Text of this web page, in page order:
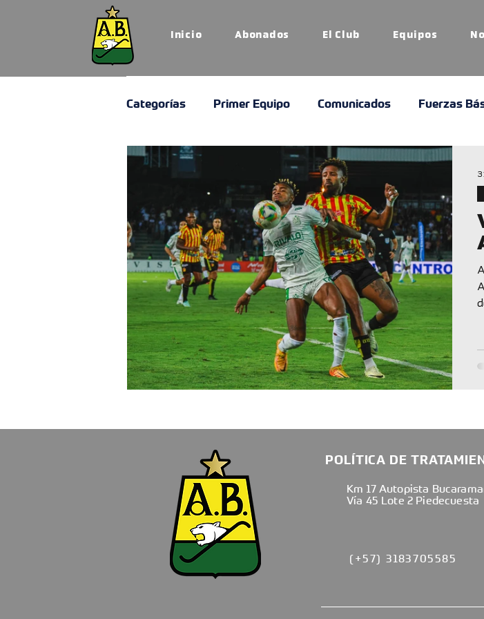
Inicio Abonados El Club Equipos
Categorías Primer Equipo Comunicados Fuerzas
Institucional Nota Auriverde
POLÍTICA DE
Km 17 Autopista
Vía 45 Lote 2 Piedecuesta
(+57) 3183705585